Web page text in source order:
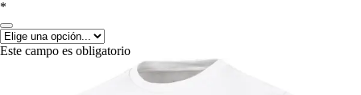
*
Este campo es obligatorio